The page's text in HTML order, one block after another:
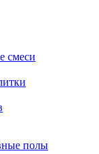
смеси
полы